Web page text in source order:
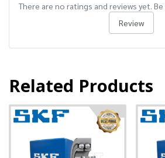
There are no ratings and reviews yet.
Review
Related Products